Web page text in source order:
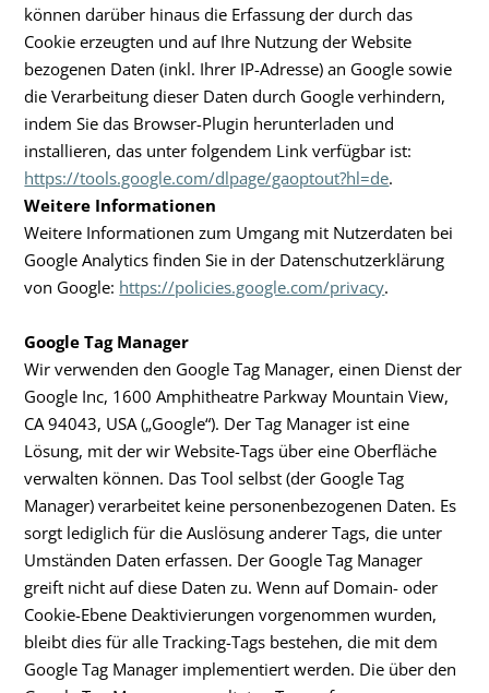
können darüber hinaus die Erfassung der durch das
Cookie erzeugten und auf Ihre Nutzung der Website
bezogenen Daten (inkl. Ihrer IP-Adresse) an Google sowie
die Verarbeitung dieser Daten durch Google verhindern,
indem Sie das Browser-Plugin herunterladen und
installieren, das unter folgendem Link verfügbar ist:
https://tools.google.com/dlpage/gaoptout?hl=de.
Weitere Informationen
Weitere Informationen zum Umgang mit Nutzerdaten bei
Google Analytics finden Sie in der Datenschutzerklärung
von Google: https://policies.google.com/privacy.
Google Tag Manager
Wir verwenden den Google Tag Manager, einen Dienst der
Google Inc, 1600 Amphitheatre Parkway Mountain View,
CA 94043, USA („Google“). Der Tag Manager ist eine
Lösung, mit der wir Website-Tags über eine Oberfläche
verwalten können. Das Tool selbst (der Google Tag
Manager) verarbeitet keine personenbezogenen Daten. Es
sorgt lediglich für die Auslösung anderer Tags, die unter
Umständen Daten erfassen. Der Google Tag Manager
greift nicht auf diese Daten zu. Wenn auf Domain- oder
Cookie-Ebene Deaktivierungen vorgenommen wurden,
bleibt dies für alle Tracking-Tags bestehen, die mit dem
Google Tag Manager implementiert werden. Die über den